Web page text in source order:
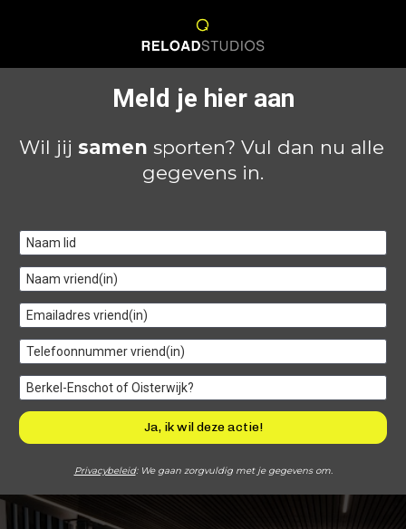
Meld je hier aan
Wil jij samen sporten? Vul dan nu alle
gegevens in.
Naam lid
Naam vriend(in)
Emailadres vriend(in)
Telefoonnummer vriend(in)
Berkel-Enschot of Oisterwijk?
Ja, ik wil deze actie!
Privacybeleid: We gaan zorgvuldig met je gegevens om.